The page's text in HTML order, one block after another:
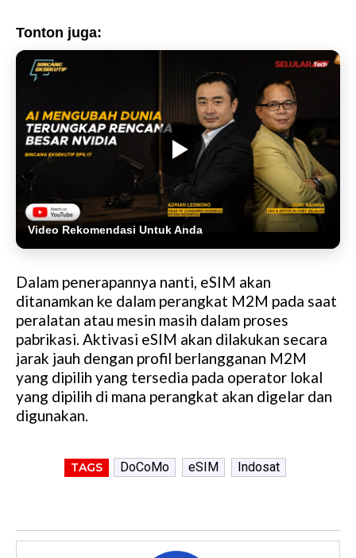
Tonton juga:
Video Rekomendasi Untuk Anda
Dalam penerapannya nanti, eSIM akan
ditanamkan ke dalam perangkat M2M pada saat
peralatan atau mesin masih dalam proses
pabrikasi. Aktivasi eSIM akan dilakukan secara
jarak jauh dengan profil berlangganan M2M
yang dipilih yang tersedia pada operator lokal
yang dipilih di mana perangkat akan digelar dan
digunakan.
TAGS DoCoMo eSIM Indosat